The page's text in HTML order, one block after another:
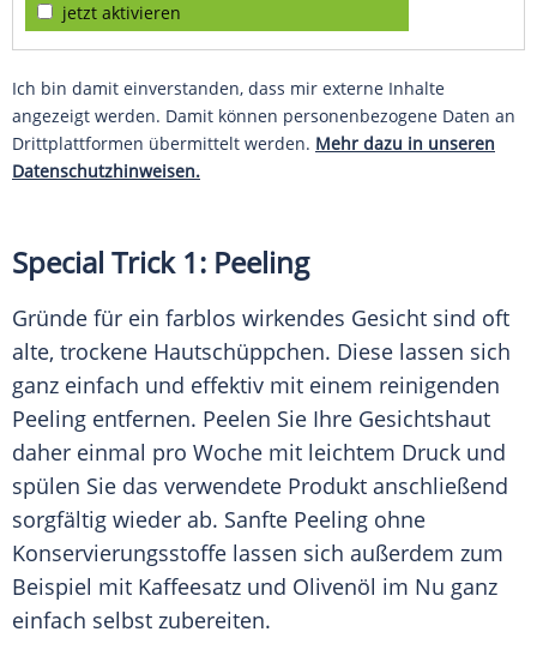
jetzt aktivieren
Ich bin damit einverstanden, dass mir externe Inhalte
angezeigt werden. Damit können personenbezogene Daten an
Drittplattformen übermittelt werden. Mehr dazu in unseren
Datenschutzhinweisen.
Special Trick 1: Peeling
Gründe für ein farblos wirkendes Gesicht sind oft
alte, trockene Hautschüppchen. Diese lassen sich
ganz einfach und effektiv mit einem reinigenden
Peeling entfernen. Peelen Sie Ihre Gesichtshaut
daher einmal pro Woche mit leichtem Druck und
spülen Sie das verwendete Produkt anschließend
sorgfältig wieder ab. Sanfte Peeling ohne
Konservierungsstoffe lassen sich außerdem zum
Beispiel mit Kaffeesatz und Olivenöl im Nu ganz
einfach selbst zubereiten.